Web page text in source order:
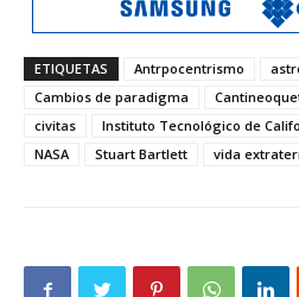
ETIQUETAS Antrpocentrismo
Cambios de paradigma
civitas
Instituto Tecnológico de
NASA
Stuart Bartlett vida